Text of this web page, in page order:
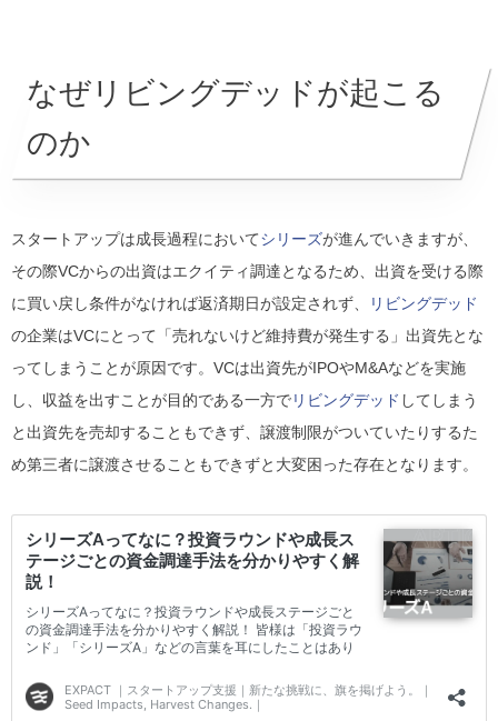
なぜリビングデッドが起こる
のか
スタートアップは成長過程においてシリーズが進んでいきますが、
その際VCからの出資はエクイティ調達となるため、出資を受ける際
に買い戻し条件がなければ返済期日が設定されず、
リビングデッド
の企業はVCにとって「売れないけど維持費が発生する」出資先とな
ってしまうことが原因です。VCは出資先がIPOやM&Aなどを実施
し、収益を出すことが目的である一方でリビングデッド してしまう
と出資先を売却することもできず、譲渡制限がついていたりするた
め第三者に譲渡させることもできずと大変困った存在となります。